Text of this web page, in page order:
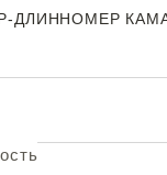
ДЛИННОМЕР